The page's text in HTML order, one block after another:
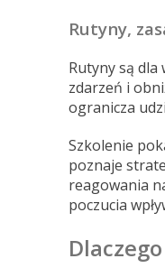
Rutyny,
Rutyny są
zdarzeń i
ogranicza
Szkolenie
poznaje
reagowania
poczucia